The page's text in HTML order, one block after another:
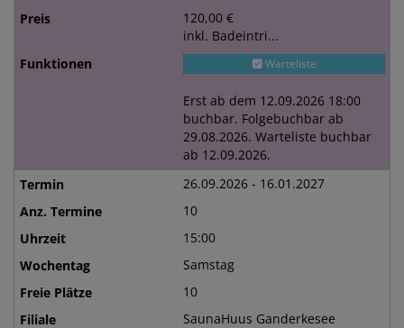
120,00 €
inkl. Badeintri...
Warteliste
Erst ab dem 12.09.2026 18:00
buchbar. Folgebuchbar ab
29.08.2026. Warteliste buchbar
ab 12.09.2026.
26.09.2026 - 16.01.2027
10
15:00
Samstag
10
SaunaHuus Ganderkesee